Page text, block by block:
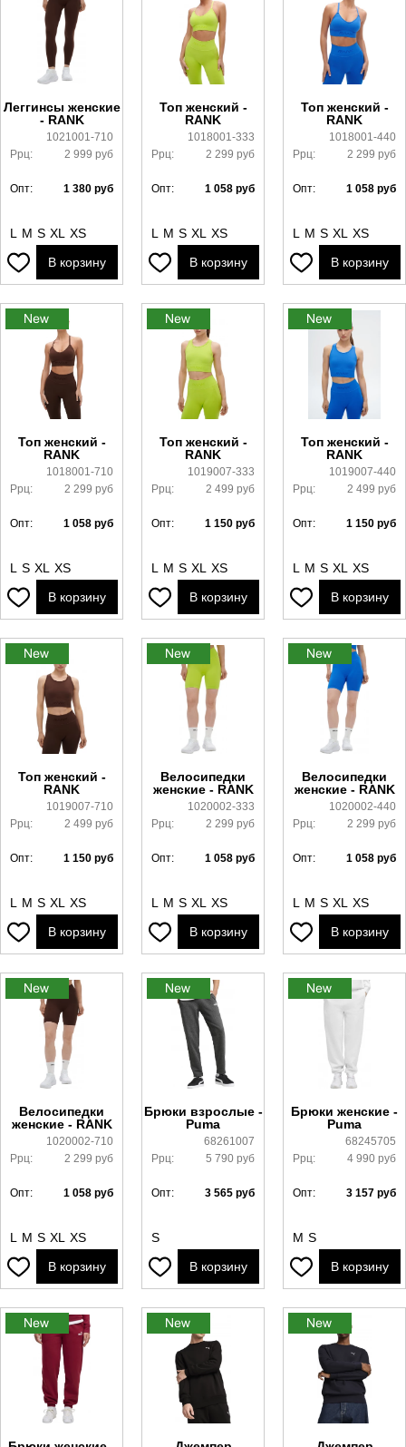
Леггинсы женские
- RANK
1021001-710
Ррц:
2 999 руб
Опт: 1 380 руб
L M S XL
XS
В корзину
Топ женский -
RANK
1018001-333
Ррц:
2 299 руб
Опт: 1 058 руб
L M S XL
XS
В корзину
Топ женский -
RANK
1018001-440
Ррц:
2 299 руб
Опт: 1 058 руб
L M S XL
XS
В корзину
Топ женский -
RANK
1018001-710
Ррц:
2 299 руб
Опт: 1 058 руб
L S XL
XS
В корзину
Топ женский -
RANK
1019007-333
Ррц:
2 499 руб
Опт: 1 150 руб
L M S XL
XS
В корзину
Топ женский -
RANK
1019007-440
Ррц:
2 499 руб
Опт: 1 150 руб
L M S XL
XS
В корзину
Топ женский -
RANK
1019007-710
Ррц:
2 499 руб
Опт: 1 150 руб
L M S XL
XS
В корзину
Велосипедки
женские - RANK
1020002-333
Ррц:
2 299 руб
Опт: 1 058 руб
L M S XL
XS
В корзину
Велосипедки
женские - RANK
1020002-440
Ррц:
2 299 руб
Опт: 1 058 руб
L M S XL
XS
В корзину
Велосипедки
женские - RANK
1020002-710
Ррц:
2 299 руб
Опт: 1 058 руб
L M S XL
XS
В корзину
Брюки взрослые -
Puma
68261007
Ррц:
5 790 руб
Опт: 3 565 руб
S
В корзину
Брюки женские -
Puma
68245705
Ррц:
4 990 руб
Опт: 3 157 руб
M S
В корзину